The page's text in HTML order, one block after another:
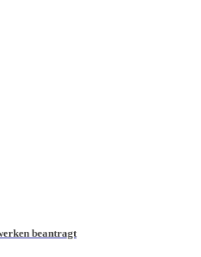
beantragt